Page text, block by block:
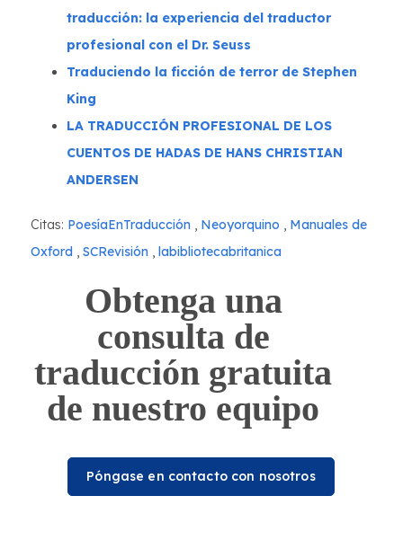
traducción: la experiencia del traductor
profesional con el Dr. Seuss
Traduciendo la ficción de terror de Stephen
King
LA TRADUCCIÓN PROFESIONAL DE LOS
CUENTOS DE HADAS DE HANS CHRISTIAN
ANDERSEN
Citas: PoesíaEnTraducción , Neoyorquino , Manuales de
Oxford , SCRevisión , labibliotecabritanica
Obtenga una
consulta de
traducción gratuita
de nuestro equipo
Póngase en contacto con nosotros